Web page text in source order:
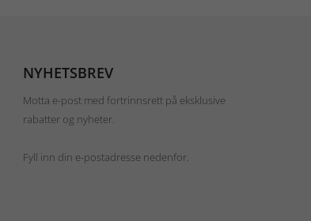
NYHETSBREV
Motta e-post med fortrinnsrett på eksklusive
rabatter og nyheter.
Fyll inn din e-postadresse nedenfor.